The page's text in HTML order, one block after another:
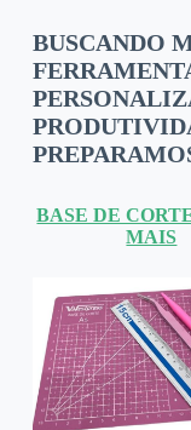
BUSCANDO
BASE DE
MAIS